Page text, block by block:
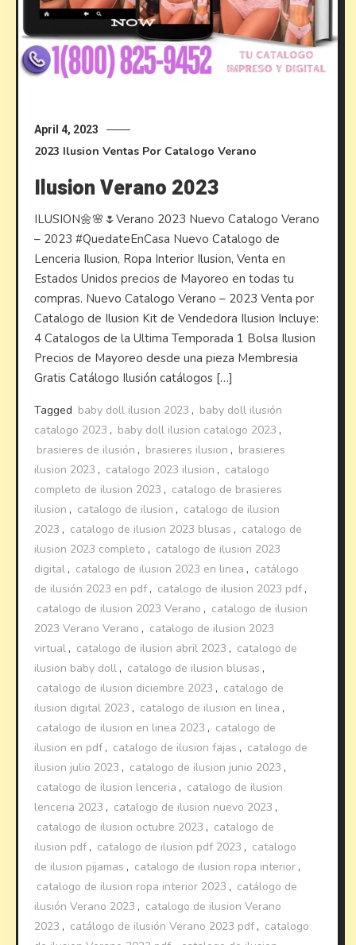
April 4, 2023
2023 Ilusion Ventas Por Catalogo Verano
Ilusion Verano 2023
ILUSION🌼🌸🌷Verano 2023 Nuevo Catalogo Verano
– 2023 #QuedateEnCasa Nuevo Catalogo de
Lenceria Ilusion, Ropa Interior Ilusion, Venta en
Estados Unidos precios de Mayoreo en todas tu
compras. Nuevo Catalogo Verano – 2023 Venta por
Catalogo de Ilusion Kit de Vendedora Ilusion Incluye:
4 Catalogos de la Ultima Temporada 1 Bolsa Ilusion
Precios de Mayoreo desde una pieza Membresia
Gratis Catálogo Ilusión catálogos […]
Tagged baby doll ilusion 2023 , baby doll ilusión
catalogo 2023 , baby doll ilusion catalogo 2023 ,
brasieres de ilusión , brasieres ilusion , brasieres
ilusion 2023 , catalogo 2023 ilusion , catalogo
completo de ilusion 2023 , catalogo de brasieres
ilusion , catalogo de ilusion , catalogo de ilusion
2023 , catalogo de ilusion 2023 blusas , catalogo de
ilusion 2023 completo , catalogo de ilusion 2023
digital , catalogo de ilusion 2023 en linea , catálogo
de ilusión 2023 en pdf , catalogo de ilusion 2023 pdf ,
catalogo de ilusion 2023 Verano , catalogo de ilusion
2023 Verano Verano , catalogo de ilusion 2023
virtual , catalogo de ilusion abril 2023 , catalogo de
ilusion baby doll , catalogo de ilusion blusas ,
catalogo de ilusion diciembre 2023 , catalogo de
ilusion digital 2023 , catalogo de ilusion en linea ,
catalogo de ilusion en linea 2023 , catalogo de
ilusion en pdf , catalogo de ilusion fajas , catalogo de
ilusion julio 2023 , catalogo de ilusion junio 2023 ,
catalogo de ilusion lenceria , catalogo de ilusion
lenceria 2023 , catalogo de ilusion nuevo 2023 ,
catalogo de ilusion octubre 2023 , catalogo de
ilusion pdf , catalogo de ilusion pdf 2023 , catalogo
de ilusion pijamas , catalogo de ilusion ropa interior ,
catalogo de ilusion ropa interior 2023 , catálogo de
ilusión Verano 2023 , catalogo de ilusion Verano
2023 , catálogo de ilusión Verano 2023 pdf , catalogo